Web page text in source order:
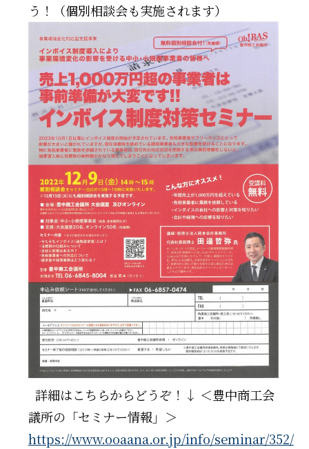
う！（個別相談会も実施されます）
詳細はこちらからどうぞ！↓ ＜豊中商工会
議所の「セミナー情報」＞
https://www.ooaana.or.jp/info/seminar/352/